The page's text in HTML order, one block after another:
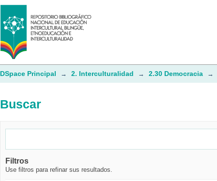
Buscar
DSpace Principal → 2. Interculturalidad → 2.30 Democracia →
Buscar
Filtros
Use filtros para refinar sus resultados.